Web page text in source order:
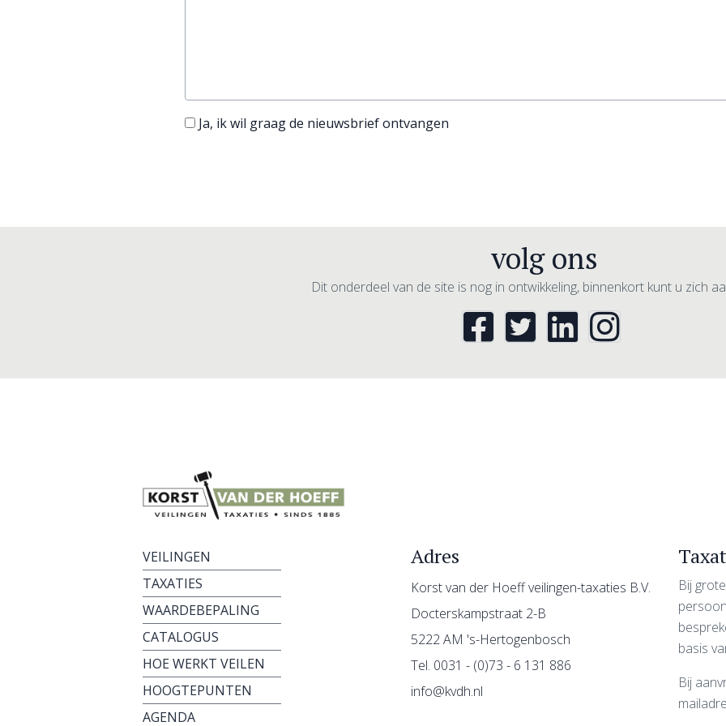
Ja, ik wil graag de nieuwsbrief ontvangen
volg ons
Dit onderdeel van de site is nog in ontwikkeling, binnenkort kunt u zich
VEILINGEN
TAXATIES
WAARDEBEPALING
CATALOGUS
HOE WERKT VEILEN
HOOGTEPUNTEN
AGENDA
Adres
Korst van der Hoeff veilingen-taxaties B.V.
Docterskampstraat 2-B
5222 AM 's-Hertogenbosch
Tel. 0031 - (0)73 - 6 131 886
info@kvdh.nl
Bij
basis
Bij